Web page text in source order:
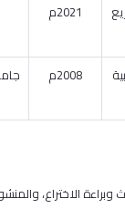
2021م
2008م
الاختراع،